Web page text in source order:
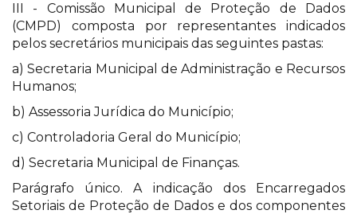
III - Comissão Municipal de Proteção de Dados
(CMPD) composta por representantes indicados
pelos secretários municipais das seguintes pastas:
a) Secretaria Municipal de Administração e Recursos
Humanos;
b) Assessoria Jurídica do Município;
c) Controladoria Geral do Município;
d) Secretaria Municipal de Finanças.
Parágrafo único. A indicação dos Encarregados
Setoriais de Proteção de Dados e dos componentes